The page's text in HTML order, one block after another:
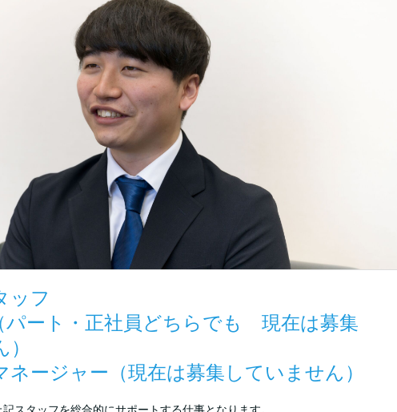
ッフ
パート・正社員どちらでも 現在は募集
ネージャー（現在は募集していません）